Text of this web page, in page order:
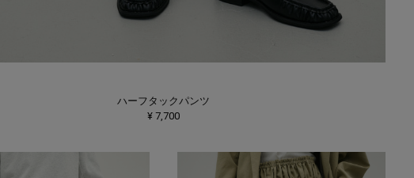
ハーフタックパンツ
¥ 7,700